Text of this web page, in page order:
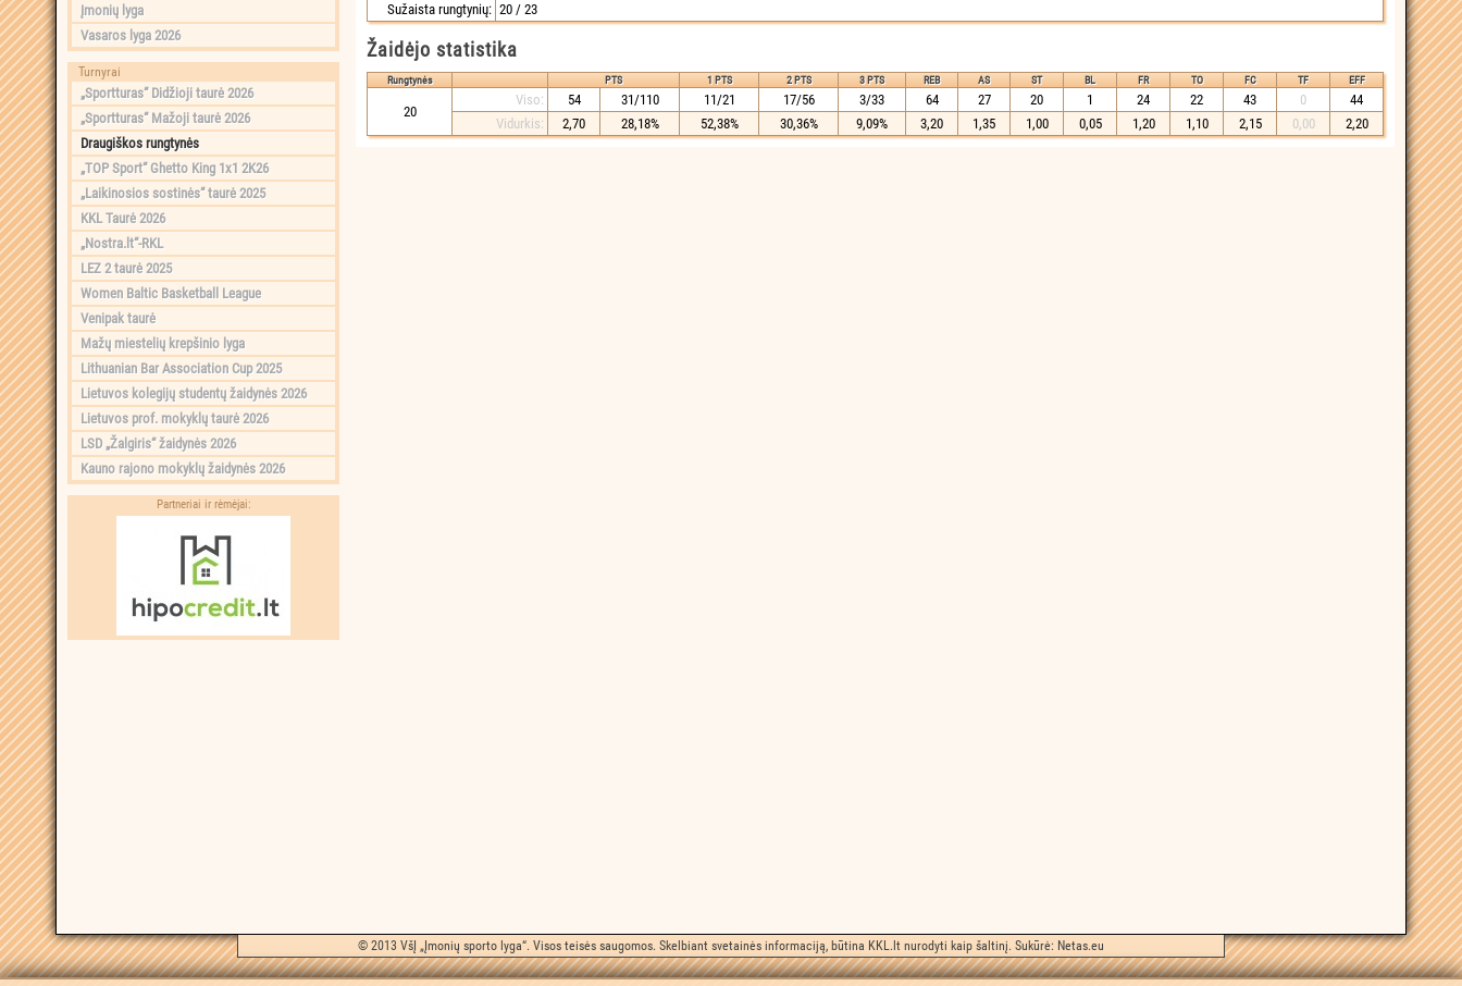
Įmonių lyga
Vasaros lyga 2026
Turnyrai
„Sportturas“ Didžioji taurė 2026
„Sportturas“ Mažoji taurė 2026
Draugiškos rungtynės
„TOP Sport“ Ghetto King 1x1 2K26
„Laikinosios sostinės“ taurė 2025
KKL Taurė 2026
„Nostra.lt“-RKL
LEZ 2 taurė 2025
Women Baltic Basketball League
Venipak taurė
Mažų miestelių krepšinio lyga
Lithuanian Bar Association Cup 2025
Lietuvos kolegijų studentų žaidynės 2026
Lietuvos prof. mokyklų taurė 2026
LSD „Žalgiris“ žaidynės 2026
Kauno rajono mokyklų žaidynės 2026
Partneriai ir rėmėjai:
Sužaista rungtynių: 20 / 23
Žaidėjo statistika
Rungtynės PTS 1 PTS 2 PTS 3 PTS REB AS ST BL FR TO FC TF EFF
20
Viso: 54 31/110 11/21 17/56 3/33 64 27 20 1 24 22 43 0
44
Vidurkis:
2,70 28,18% 52,38% 30,36% 9,09% 3,20 1,35 1,00 0,05 1,20 1,10 2,15 0,00 2,20
© 2013 VšĮ „Įmonių sporto lyga“. Visos teisės saugomos. Skelbiant svetainės informaciją, būtina KKL.lt nurodyti kaip šaltinį. Sukūrė: Netas.eu